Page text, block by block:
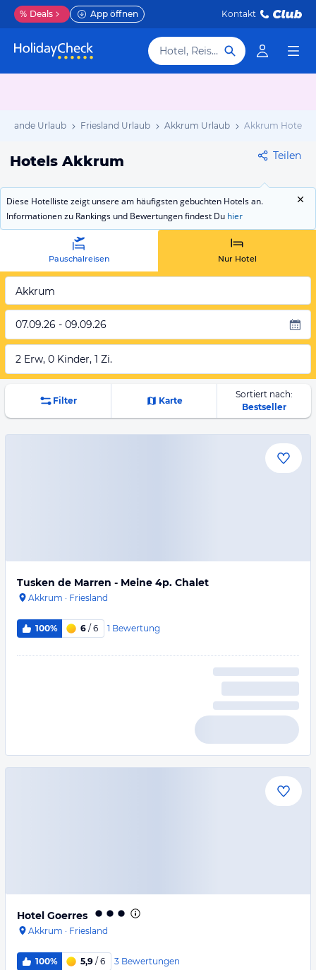
% Deals App öffnen Kontakt
Hotel, Reiseziel
Urlaub Friesland Urlaub Akkrum Urlaub Akkrum Hotels
Hotels Akkrum Teilen
Diese Hotelliste zeigt unsere am häufigsten gebuchten Hotels an.
Informationen zu Rankings und Bewertungen findest Du hier
Pauschalreisen Nur Hotel
Akkrum
07.09.26 - 09.09.26
2 Erw, 0 Kinder, 1 Zi.
Filter Karte
Sortiert nach:
Bestseller
Tusken de Marren - Meine 4p. Chalet
Akkrum · Friesland
100% 6 / 6 1 Bewertung
Hotel Goerres
Akkrum · Friesland
100% 5,9 / 6 3 Bewertungen